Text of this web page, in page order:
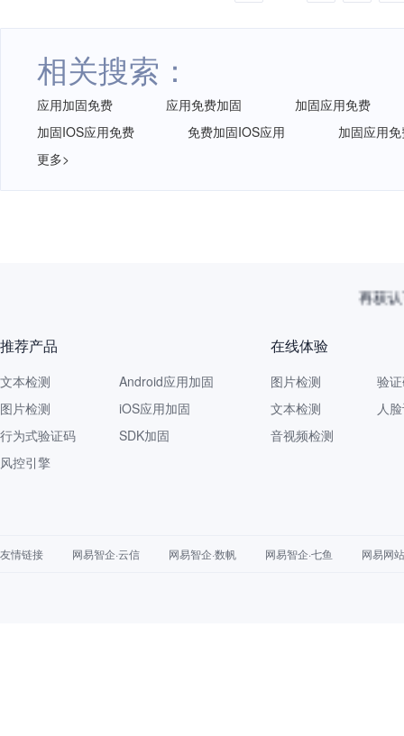
相关搜索：
应用加固免费 应用免费加固
加固应用免费
加固IOS应用免费
免费加固IOS应用
加固应用
更多>
再获
推荐产品
文本检测
图片检测
行为式验证码
风控引擎
Android应用加固
iOS应用加固
SDK加固
在线体验
图片检测
文本检测
音视频检测
验
人
友情链接 网易智企·云信 网易智企·数帆 网易智企·七鱼 网易网